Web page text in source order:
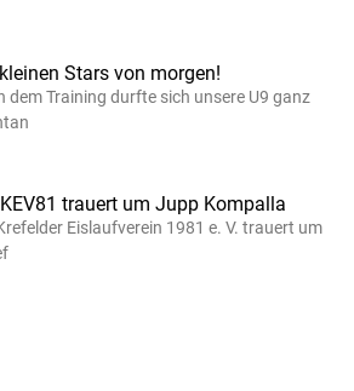
Stars von morgen!
dem Training durfte sich unsere U9 ganz
trauert um Jupp Kompalla
Eislaufverein 1981 e. V. trauert um